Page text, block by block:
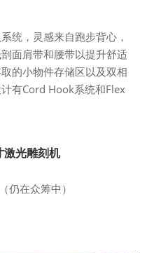
统，灵感来自跑步背心，
面肩带和腰带以提升舒适
的小物件存储区以及双相
有Cord Hook系统和Flex
光雕刻机
仍在众筹中）